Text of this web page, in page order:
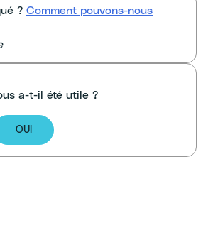
? Comment pouvons-nous
a-t-il été utile ?
OUI